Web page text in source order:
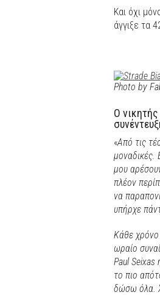
Και όχι
άγγιξε τα
Photo by
Ο
«Από τις
μοναδικές.
μου
πλέον
να
υπήρχε
Κάθε χρόνο
ωραίο
Paul Seixas
το πιο
δώσω όλα.